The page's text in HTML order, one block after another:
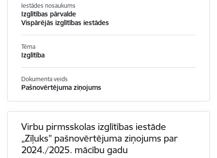
Iestādes nosaukums
Izglītības pārvalde
Vispārējās izglītības iestādes
Tēma
Izglītība
Dokumenta veids
Pašnovērtējuma ziņojums
Virbu pirmsskolas izglītības iestāde
„Zīļuks” pašnovērtējuma ziņojums par
2024./2025. mācību gadu